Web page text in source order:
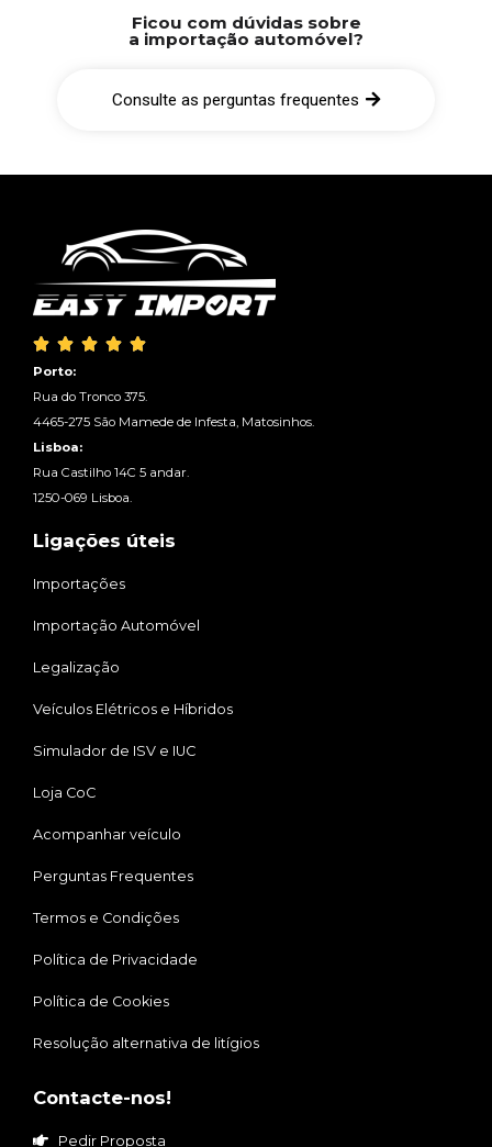
Ficou com dúvidas sobre
a importação automóvel?
Consulte as perguntas frequentes
    
Porto:
Rua do Tronco 375.
4465-275 São Mamede de Infesta, Matosinhos.
Lisboa:
Rua Castilho 14C 5 andar.
1250-069 Lisboa.
Ligações úteis
Importações
Importação Automóvel
Legalização
Veículos Elétricos e Híbridos
Simulador de ISV e IUC
Loja CoC
Acompanhar veículo
Perguntas Frequentes
Termos e Condições
Política de Privacidade
Política de Cookies
Resolução alternativa de litígios
Contacte-nos!
Pedir Proposta